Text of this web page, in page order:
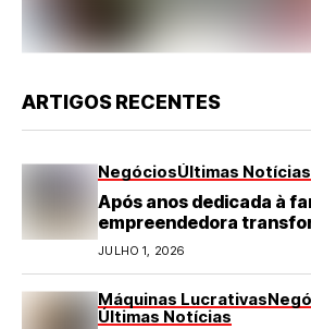
ARTIGOS RECENTES
NegóciosÚltimas Notícias
Após anos dedicada à
empreendedora
turismo em negócio de
JULHO 1, 2026
Máquinas Lucrativas
Últimas Notícias